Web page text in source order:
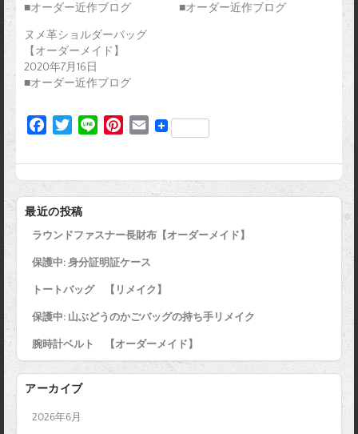
■オーダー近作ブログ
■オーダー近作ブログ
ヌメ革ショルダーバッグ
【オーダーメイド】
2020年7月16日
■オーダー近作ブログ
c
e
b
o
o
k
i
t
t
e
r
n
e
n
t
e
e
s
a
i
l
最近の投稿
ラウンドファスナー長財布【オーダーメイド】
保護中: 身分証明証ケース
トートバッグ 【リメイク】
保護中: 山ぶどうのかごバッグの持ち手リメイク
腕時計ベルト 【オーダーメイド】
アーカイブ
2026年6月